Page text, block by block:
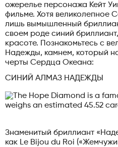
ожерелье персонажа Кейт
фильме. Хотя великолепное
лишь вымышленный
своем роде синий
красоте. Познакомьтесь с
Надежды, камнем, который
черты Сердца Океана:
СИНИЙ АЛМАЗ НАДЕЖДЫ
Знаменитый бриллиант
как Le Bijou du Roi